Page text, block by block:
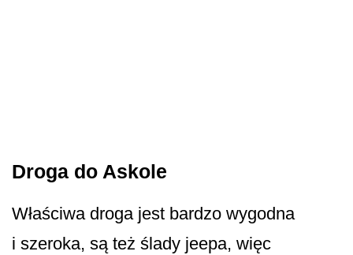
Droga do Askole
Właściwa droga jest bardzo wygodna
i szeroka, są też ślady jeepa, więc